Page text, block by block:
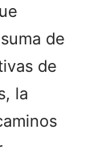
de
de
la